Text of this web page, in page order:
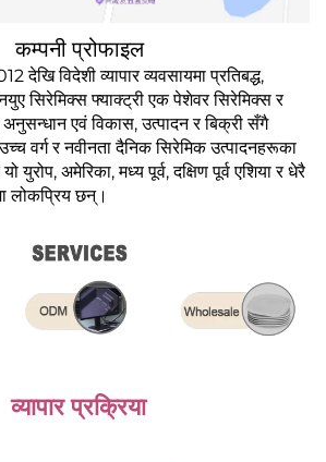
कम्पनी प्रोफाइल
देखि विदेशी व्यापार व्यवसायमा प्रतिबद्ध,
सिरेमिक्स फ्याक्ट्री एक पेशेवर सिरेमिक्स र
अनुसन्धान एवं विकास, उत्पादन र बिक्री सँगै
वर्ग र नवीनता दैनिक सिरेमिक उत्पादनहरूका
युरोप, अमेरिका, मध्य पूर्व, दक्षिण पूर्व एशिया र धेरै
लोकप्रिय छन्।
व्यापार प्रक्रिया